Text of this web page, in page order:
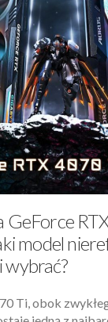
GeForce
model
wybrać?
Ti, obok